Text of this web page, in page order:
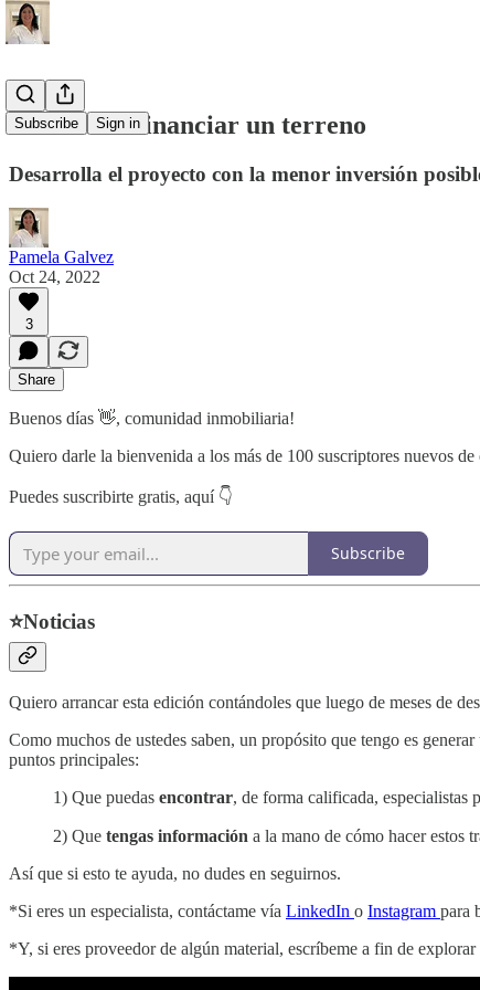
Subscribe Sign in
Formas de financiar un terreno
Desarrolla el proyecto con la menor inversión
Pamela Galvez
Oct 24, 2022
3
Share
Buenos días 👋, comunidad inmobiliaria!
Quiero darle la bienvenida a los más de 100 suscriptores nuevos
Puedes suscribirte gratis, aquí 👇
Subscribe
⭐Noticias
Quiero arrancar esta edición contándoles que luego de meses de
Como muchos de ustedes saben, un propósito que tengo es
puntos principales:
1) Que puedas encontrar, de forma calificada, especialistas
2) Que tengas información a la mano de cómo hacer estos
Así que si esto te ayuda, no dudes en seguirnos.
*Si eres un especialista, contáctame vía LinkedIn o Instagram para
*Y, si eres proveedor de algún material, escríbeme a fin de